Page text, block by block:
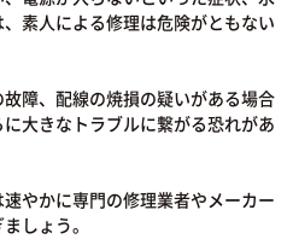
素人による修理は危険がともない
障、配線の焼損の疑いがある場合
大きなトラブルに繋がる恐れがあ
やかに専門の修理業者やメーカー
しょう。